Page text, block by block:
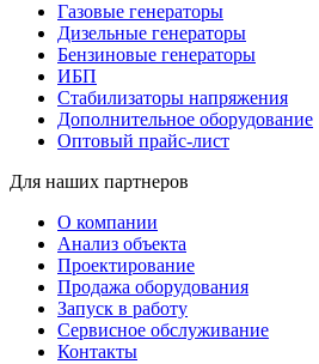
Газовые генераторы
Дизельные генераторы
Бензиновые генераторы
ИБП
Стабилизаторы напряжения
Дополнительное оборудование
Оптовый прайс-лист
Для наших партнеров
О компании
Анализ объекта
Проектирование
Продажа оборудования
Запуск в работу
Сервисное обслуживание
Контакты